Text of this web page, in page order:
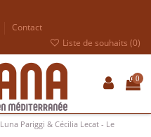
Contact
Liste de souhaits (0)
0
Luna Pariggi & Cécilia Lecat - Le